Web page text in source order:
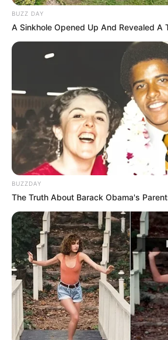
DESTAQUES DA SEMANA
Agente de Saúde é
visitas que nunca
Câmara dos
quinquênios, sexta-
entram no debate.
Motos e bicicletas para
passo a passo para
FNARAS em Brasília:
promulgar PEC 14 em
mobilização.
Presidente Kennedy
seletivo para Agentes
Combate às Endemias.
PEC 14: o que
triênio e sexta-parte
BUZZ DAY
A Sinkhole Opened Up And Revealed A
BUZZDAY
The Truth About Barack Obama's